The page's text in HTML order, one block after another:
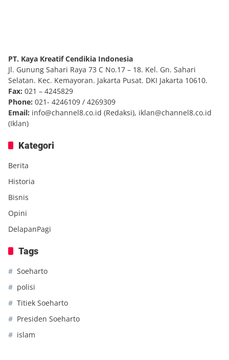
PT. Kaya Kreatif Cendikia Indonesia
Jl. Gunung Sahari Raya 73 C No.17 – 18. Kel. Gn. Sahari
Selatan. Kec. Kemayoran. Jakarta Pusat. DKI Jakarta 10610.
Fax: 021 – 4245829
Phone: 021- 4246109 / 4269309
Email: info@channel8.co.id (Redaksi), iklan@channel8.co.id
(Iklan)
Kategori
Berita
Historia
Bisnis
Opini
DelapanPagi
Tags
Soeharto
polisi
Titiek Soeharto
Presiden Soeharto
islam